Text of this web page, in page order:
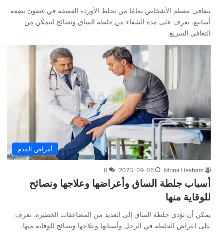
يتعافى معظم الأشخاص تمامًا من تجلط الأوردة العميقة في غضون بضعة
أسابيع. تعرف على مدة الشفاء من جلطة الساق ونصائح لتتمكن من
التعافي السريع.
أمراض القدم
Mona Hesham
2023-09-06
0
أسباب جلطة الساق وأعراضها وعلاجها ونصائح
للوقاية منها
يمكن أن تؤدي جلطة الساق إلى العديد من المضاعفات الخطيرة. تعرف
على اعراض الجلطة في الرجل وأسبابها وعلاجها ونصائح للوقاية منها.